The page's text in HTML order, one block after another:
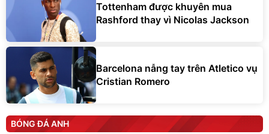
Tottenham được khuyên mua
Rashford thay vì Nicolas Jackson
Barcelona nẫng tay trên Atletico vụ
Cristian Romero
BÓNG ĐÁ ANH